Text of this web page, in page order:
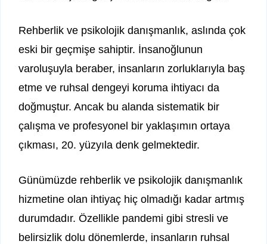
Rehberlik ve psikolojik danışmanlık, aslında çok
eski bir geçmişe sahiptir. İnsanoğlunun
varoluşuyla beraber, insanların zorluklarıyla baş
etme ve ruhsal dengeyi koruma ihtiyacı da
doğmuştur. Ancak bu alanda sistematik bir
çalışma ve profesyonel bir yaklaşımın ortaya
çıkması, 20. yüzyıla denk gelmektedir.
Günümüzde rehberlik ve psikolojik danışmanlık
hizmetine olan ihtiyaç hiç olmadığı kadar artmış
durumdadır. Özellikle pandemi gibi stresli ve
belirsizlik dolu dönemlerde, insanların ruhsal